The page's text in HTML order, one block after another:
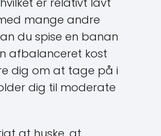
mange andre
du spise en banan
afbalanceret kost
dig om at tage på i
dig til moderate
at huske, at